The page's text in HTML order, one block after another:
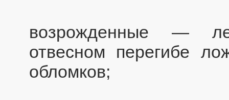
возрожденные —
отвесном перегибе
обломков;